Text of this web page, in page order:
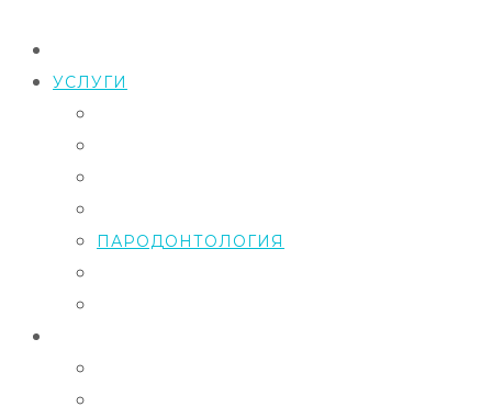
УСЛУГИ
ПАРОДОНТОЛОГИЯ